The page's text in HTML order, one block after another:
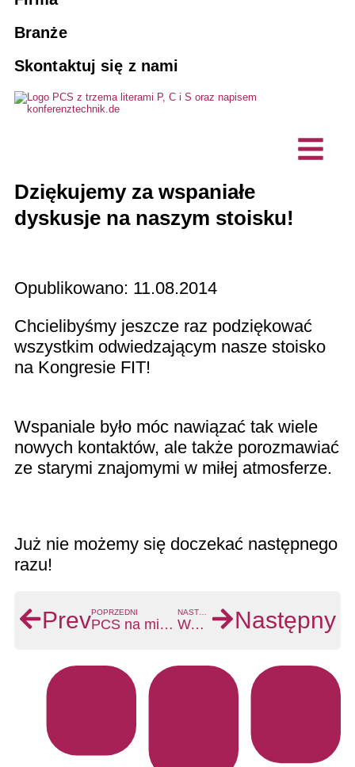
Zarezerwuj tłumacza
Konserwacja i serwisowanie
Produkty na zamówienie
Rozwiązania do tłumaczeń ustnych AI
Wydarzenia hybrydowe
Technologia tłumaczenia ustnego
Stacje interkomowe / mikrofony
biurkowe
10 dobrych powodów dla PCS
Wizja, zrównoważony rozwój
Projekty, referencje
Aktualności
BranżeAgencje
Stowarzyszenia i kluby
Przedsiębiorstwo komercyjne
Biura planowania technicznego
Firma informatyczna
Skontaktuj się z nami
Dziękujemy za wspaniałe
dyskusje na naszym stoisku!
Opublikowano: 11.08.2014
Chcielibyśmy jeszcze raz podziękować
wszystkim odwiedzającym nasze stoisko
na Kongresie FIT!
Wspaniale było móc nawiązać tak wiele
nowych kontaktów, ale także porozmawiać
ze starymi znajomymi w miłej atmosferze.
Już nie możemy się doczekać następnego
razu!
PrevPOPRZEDNI
PCS na międzynarodowym kongresie kościelnym
NASTĘPNY
Ważne zmiany w przydziale częstotliwości dla mikrofonów bezprzewodowych Następny